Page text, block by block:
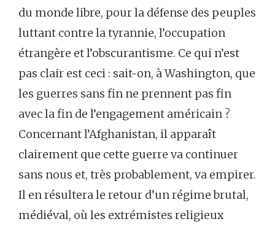
du monde libre, pour la défense des peuples
luttant contre la tyrannie, l’occupation
étrangère et l’obscurantisme. Ce qui n’est
pas clair est ceci : sait-on, à Washington, que
les guerres sans fin ne prennent pas fin
avec la fin de l’engagement américain ?
Concernant l’Afghanistan, il apparaît
clairement que cette guerre va continuer
sans nous et, très probablement, va empirer.
Il en résultera le retour d’un régime brutal,
médiéval, où les extrémistes religieux